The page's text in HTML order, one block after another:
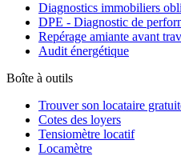
Diagnostics immobiliers
DPE - Diagnostic de
Repérage amiante avant
Audit énergétique
Boîte à outils
Trouver son locataire
Cotes des loyers
Tensiomètre locatif
Locamètre